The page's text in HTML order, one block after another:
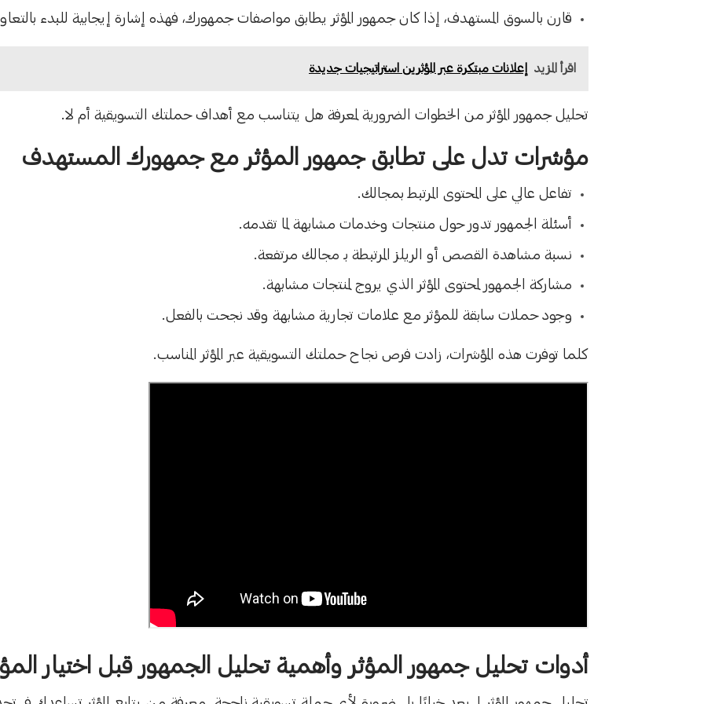
قارن بالسوق المستهدف، إذا كان جمهور المؤثر يطابق مواصفات جمهورك، فهذه إشارة إيجابية للبدء
اقرأ المزيد إعلانات مبتكرة عبر المؤثرين استراتيجيات جديدة
تحليل جمهور المؤثر من الخطوات الضرورية لمعرفة هل يتناسب مع أهداف حملتك التسويقية أم لا.
مؤشرات تدل على تطابق جمهور المؤثر مع جمهورك المستهدف
تفاعل عالي على المحتوى المرتبط بمجالك.
أسئلة الجمهور تدور حول منتجات وخدمات مشابهة لما تقدمه.
نسبة مشاهدة القصص أو الريلز المرتبطة بـ مجالك مرتفعة.
مشاركة الجمهور لمحتوى المؤثر الذي يروج لمنتجات مشابهة.
وجود حملات سابقة للمؤثر مع علامات تجارية مشابهة وقد نجحت بالفعل.
كلما توفرت هذه المؤشرات، زادت فرص نجاح حملتك التسويقية عبر المؤثر المناسب.
أدوات تحليل جمهور المؤثر وأهمية تحليل الجمهور قبل اختيار